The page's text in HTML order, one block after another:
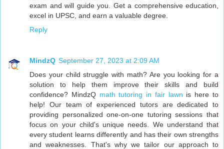
exam and will guide you. Get a comprehensive education,
excel in UPSC, and earn a valuable degree.
Reply
MindzQ September 27, 2023 at 2:09 AM
Does your child struggle with math? Are you looking for a
solution to help them improve their skills and build
confidence? MindzQ math tutoring in fair lawn is here to
help! Our team of experienced tutors are dedicated to
providing personalized one-on-one tutoring sessions that
focus on your child's unique needs. We understand that
every student learns differently and has their own strengths
and weaknesses. That's why we tailor our approach to